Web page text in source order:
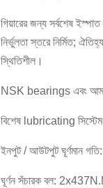
গিয়ারের জন্য সর্বশেষ ইস্পাত
নির্ভুলতা স্তরে নির্মিত;
স্থিতিশীল।
NSK bearings এবং
বিশেষ lubricating সিস্টেম
ইনপুট / আউটপুট ঘূর্ণমান
ঘূর্ণন সঁচারক বল: